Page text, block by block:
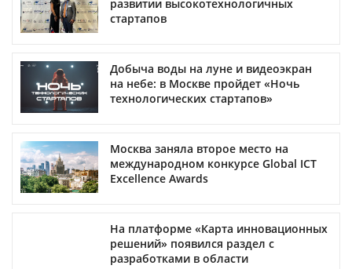
развитии высокотехнологичных
стартапов
Добыча воды на луне и видеоэкран
на небе: в Москве пройдет «Ночь
технологических стартапов»
Москва заняла второе место на
международном конкурсе Global ICT
Excellence Awards
На платформе «Карта инновационных
решений» появился раздел с
разработками в области